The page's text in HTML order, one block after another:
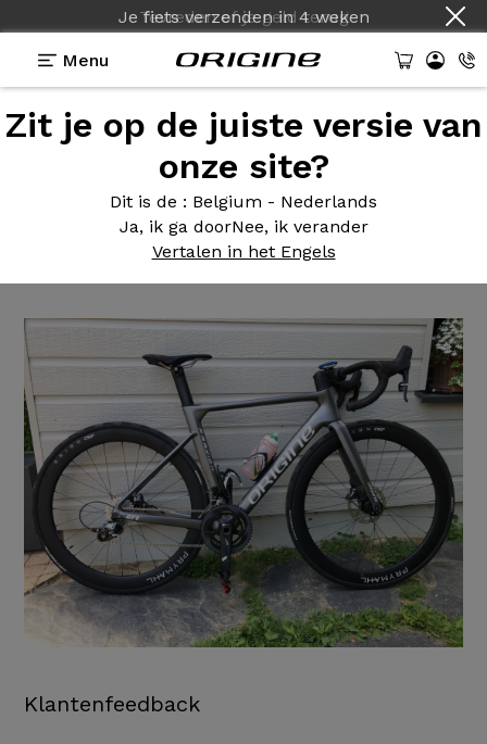
Je fiets verzendenin4 weken
Menu
Zit je op de juiste versie van
onze site?
Dit is de : Belgium - Nederlands
Ja, ik ga doorNee, ik verander
Vertalen in het Engels
Getuigenissen>Fraxion GTR - Sram Force 22 -
Prymahl Orion C50 R
Fraxion GTR- Sram Force 22
- Prymahl Orion C50 R
Klantenfeedback